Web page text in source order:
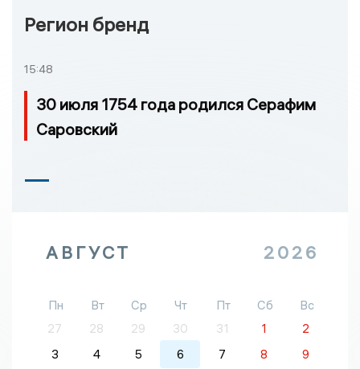
Регион бренд
15:48
30 июля 1754 года родился Серафим
Саровский
АВГУСТ 2026
Пн Вт Ср Чт Пт Сб
Вс
27
28 29 30 31 1
2
3
4 5 6 7 8
9